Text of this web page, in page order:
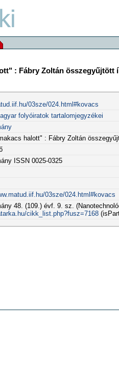
: Fábry Zoltán összegyűjtött
03sze/024.html#kovacs
folyóiratok tartalomjegyzékei
halott" : Fábry Zoltán
ISSN 0025-0325
03sze/024.html#kovacs
48. (109.) évf. 9. sz.
cikk_list.php?fusz=7168